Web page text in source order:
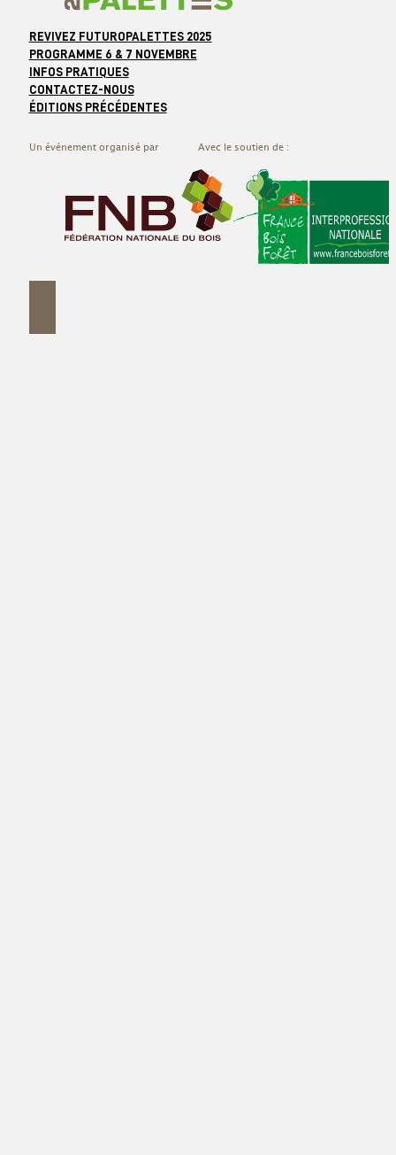
REVIVEZ FUTUROPALETTES 2025
PROGRAMME 6 & 7 NOVEMBRE
INFOS PRATIQUES
CONTACTEZ-NOUS
ÉDITIONS PRÉCÉDENTES
Un événement organisé par Avec le soutien de :